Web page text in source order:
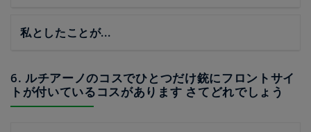
私としたことが...
6. ルチアーノのコスでひとつだけ銃にフロントサイ
トが付いているコスがあります さてどれでしょう